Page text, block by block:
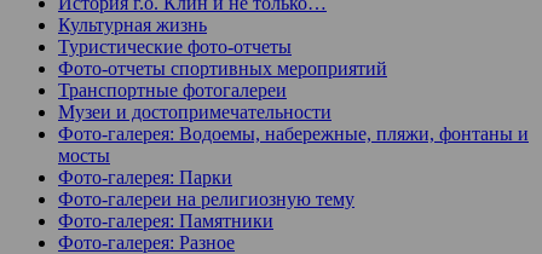
Культурная жизнь
Туристические фото-отчеты
Фото-отчеты спортивных мероприятий
Транспортные фотогалереи
Музеи и достопримечательности
Фото-галерея: Водоемы, набережные, пляжи, фонтаны и
мосты
Фото-галерея: Парки
Фото-галереи на религиозную тему
Фото-галерея: Памятники
Фото-галерея: Разное